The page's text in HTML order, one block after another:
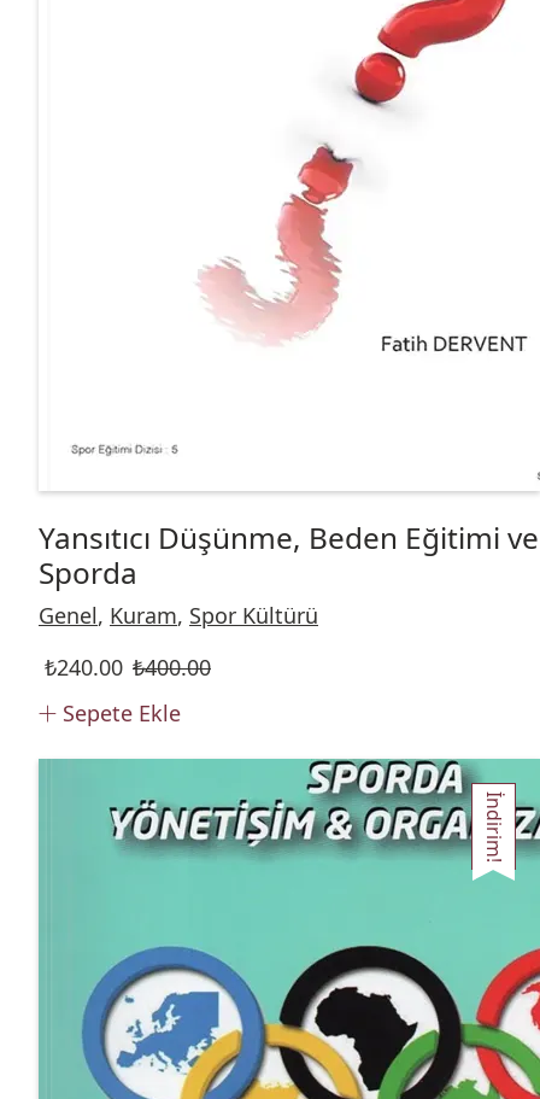
Yansıtıcı Düşünme, Beden Eğitimi ve
Sporda
Genel, Kuram, Spor Kültürü
₺400.00
₺240.00
Sepete Ekle
İndirim!